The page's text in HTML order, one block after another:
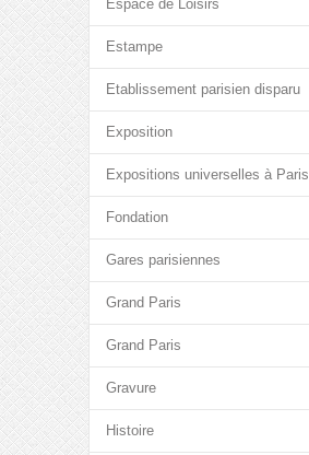
Espace de Loisirs
Estampe
Etablissement parisien disparu
Exposition
Expositions universelles à Paris
Fondation
Gares parisiennes
Grand Paris
Grand Paris
Gravure
Histoire